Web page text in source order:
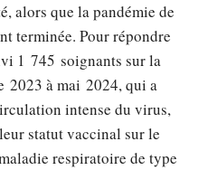
alors que la pandémie de
terminée. Pour répondre
1 745 soignants sur la
2023 à mai 2024, qui a
intense du virus,
statut vaccinal sur le
respiratoire de type